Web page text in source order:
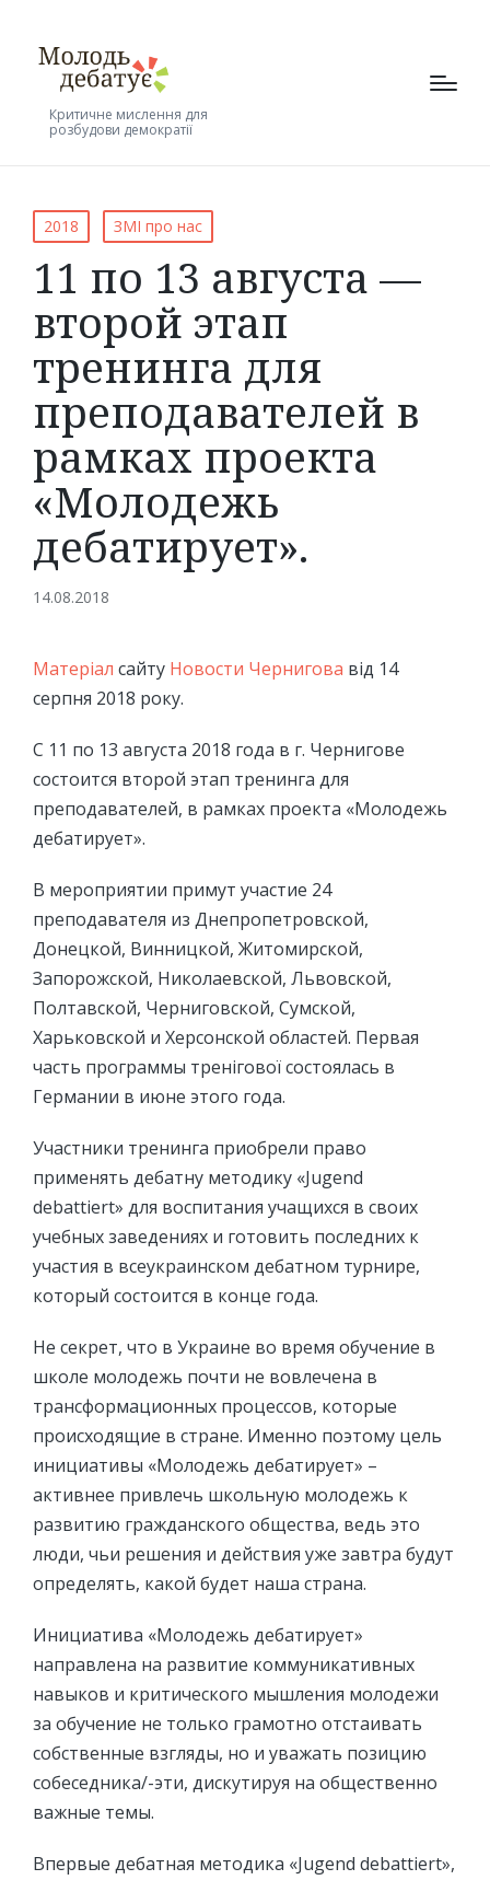
Критичне мислення для
розбудови демократії
Posted
in
2018 ЗМІ про нас
11 по 13 августа —
второй этап
тренинга для
преподавателей в
рамках проекта
«Молодежь
дебатирует».
14.08.2018
Матеріал сайту Новости Чернигова від 14
серпня 2018 року.
С 11 по 13 августа 2018 года в г. Чернигове
состоится второй этап тренинга для
преподавателей, в рамках проекта «Молодежь
дебатирует».
В мероприятии примут участие 24
преподавателя из Днепропетровской,
Донецкой, Винницкой, Житомирской,
Запорожской, Николаевской, Львовской,
Полтавской, Черниговской, Сумской,
Харьковской и Херсонской областей. Первая
часть программы тренігової состоялась в
Германии в июне этого года.
Участники тренинга приобрели право
применять дебатну методику «Jugend
debattiert» для воспитания учащихся в своих
учебных заведениях и готовить последних к
участия в всеукраинском дебатном турнире,
который состоится в конце года.
Не секрет, что в Украине во время обучение в
школе молодежь почти не вовлечена в
трансформационных процессов, которые
происходящие в стране. Именно поэтому цель
инициативы «Молодежь дебатирует» –
активнее привлечь школьную молодежь к
развитию гражданского общества, ведь это
люди, чьи решения и действия уже завтра будут
определять, какой будет наша страна.
Инициатива «Молодежь дебатирует»
направлена на развитие коммуникативных
навыков и критического мышления молодежи
за обучение не только грамотно отстаивать
собственные взгляды, но и уважать позицию
собеседника/-эти, дискутируя на общественно
важные темы.
Впервые дебатная методика «Jugend debattiert»,